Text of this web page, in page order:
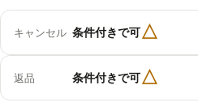
キャンセル 条件付きで可△
返品 条件付きで可△